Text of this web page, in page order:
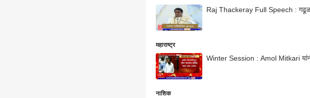
Raj Thackeray Full Speech : गढूळ
महाराष्ट्र
Winter Session : Amol Mitkari यांनी
नाशिक